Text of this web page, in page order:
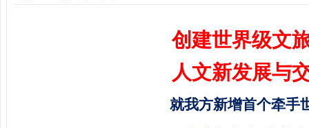
创建世界级文
人文新发展与
就我方新增首个牵手